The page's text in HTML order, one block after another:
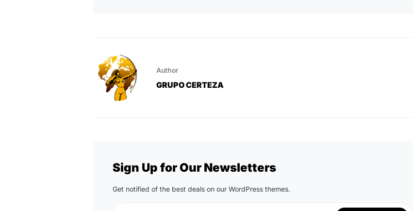
Author
GRUPO CERTEZA
Sign Up for Our Newsletters
Get notified of the best deals on our WordPress themes.